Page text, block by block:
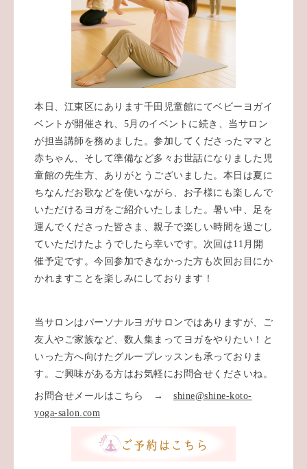
本日、江東区にあります千田児童館にてベビーヨガイ
ベントが開催され、5月のイベントに続き、当サロン
が担当講師を務めました。参加してくださったママと
赤ちゃん、そして準備など多々お世話になりました児
童館の先生方、ありがとうございました。本日は夏に
ちなんだお歌などを使いながら、お子様にも楽しんで
いただけるヨガをご紹介いたしました。暑い中、足を
運んでくださった皆さま、親子で楽しい時間を過ごし
ていただけたようでしたら幸いです。次回は11月開
催予定です。今回参加できなかった方も次回お目にか
かれますことを楽しみにしております！
当サロンはパーソナルヨガサロンではありますが、ご
友人やご家族など、数人集まってヨガをやりたい！と
いった方へ向けたグループレッスンも承っておりま
す。ご興味がある方はお気軽にお問合せくださいね。
お問合せメールはこちら → shine@shine-koto-
yoga-salon.com